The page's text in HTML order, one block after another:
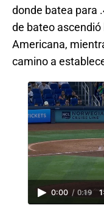
donde batea para
de bateo ascendió
Americana,
camino a
0:00 / 0:19